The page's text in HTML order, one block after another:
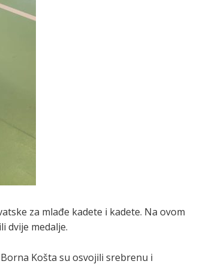
za mlađe kadete i kadete. Na ovom
dvije medalje.
Košta su osvojili srebrenu i